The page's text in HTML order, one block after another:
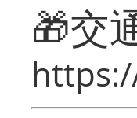
🎁交